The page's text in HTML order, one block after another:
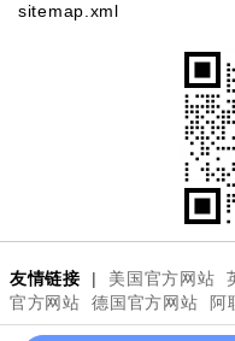
sitemap.xml
友情链接 | 美国官方网站
官方网站
德国官方网站 阿